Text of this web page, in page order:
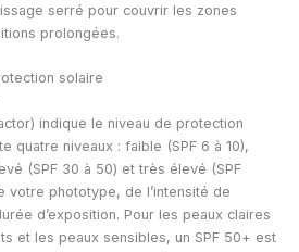
serré pour couvrir les zones
prolongées.
solaire
indique le niveau de protection
quatre niveaux : faible (SPF 6 à 10),
(SPF 30 à 50) et très élevé (SPF
votre phototype, de l’intensité de
d’exposition. Pour les peaux claires
et les peaux sensibles, un SPF 50+ est